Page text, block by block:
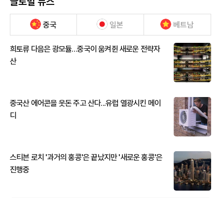
중국 일본 베트남
희토류 다음은 광모듈…중국이 움켜쥔 새로운 전략자
산
중국산 에어콘을 웃돈 주고 산다...유럽 열광시킨 메이
디
스티븐 로치 '과거의 홍콩'은 끝났지만 '새로운 홍콩'은
진행중